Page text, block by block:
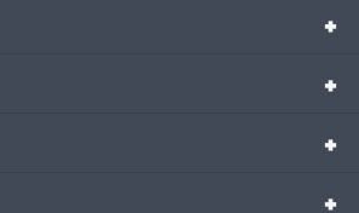
+
+
+
+